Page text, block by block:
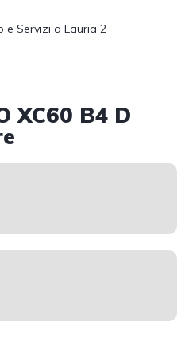
XC60 B4 D